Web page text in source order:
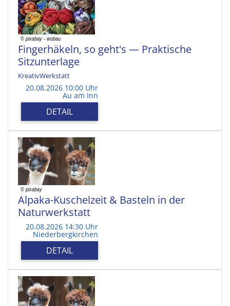
Fingerhäkeln, so geht's — Praktische
Sitzunterlage
KreativWerkstatt
20.08.2026 10:00 Uhr
Au am Inn
DETAIL
Alpaka-Kuschelzeit & Basteln in der
Naturwerkstatt
20.08.2026 14:30 Uhr
Niederbergkirchen
DETAIL